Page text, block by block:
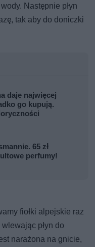
Następnie płyn
tak aby do doniczki
daje najwięcej
go kupują.
65 zł
perfumy!
fiołki alpejskie raz
płyn do
narażona na gnicie,